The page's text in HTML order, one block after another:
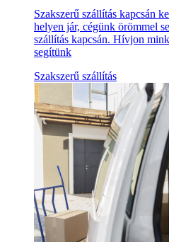
Szakszerű szállítás kapcsán
helyen jár, cégünk örömmel
szállítás kapcsán. Hívjon
segítünk
Szakszerű szállítás